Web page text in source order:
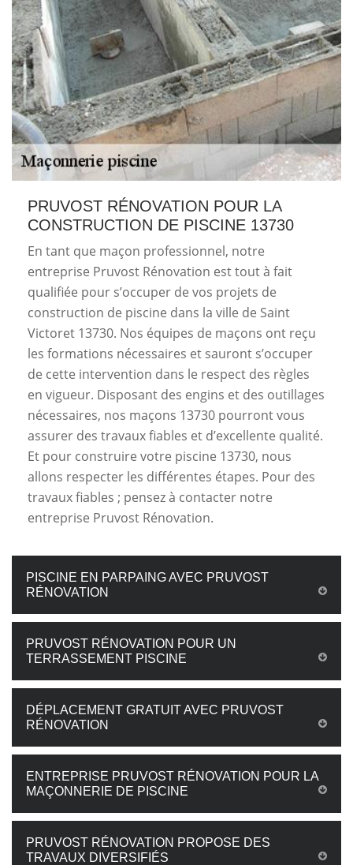
PRUVOST RÉNOVATION POUR LA
CONSTRUCTION DE PISCINE 13730
En tant que maçon professionnel, notre
entreprise Pruvost Rénovation est tout à fait
qualifiée pour s’occuper de vos projets de
construction de piscine dans la ville de Saint
Victoret 13730. Nos équipes de maçons ont reçu
les formations nécessaires et sauront s’occuper
de cette intervention dans le respect des règles
en vigueur. Disposant des engins et des outillages
nécessaires, nos maçons 13730 pourront vous
assurer des travaux fiables et d’excellente qualité.
Et pour construire votre piscine 13730, nous
allons respecter les différentes étapes. Pour des
travaux fiables ; pensez à contacter notre
entreprise Pruvost Rénovation.
PISCINE EN PARPAING AVEC PRUVOST
RÉNOVATION
PRUVOST RÉNOVATION POUR UN
TERRASSEMENT PISCINE
DÉPLACEMENT GRATUIT AVEC PRUVOST
RÉNOVATION
ENTREPRISE PRUVOST RÉNOVATION POUR LA
MAÇONNERIE DE PISCINE
PRUVOST RÉNOVATION PROPOSE DES
TRAVAUX DIVERSIFIÉS